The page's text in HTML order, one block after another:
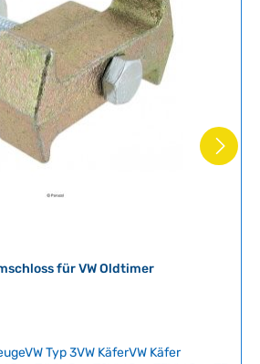
für VW Oldtimer
Typ 3VW KäferVW Käfer